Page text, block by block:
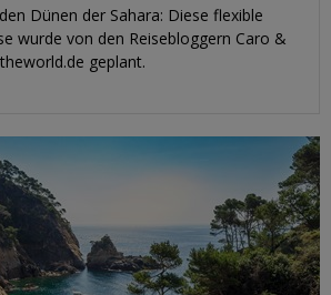
Dünen der Sahara: Diese flexible
wurde von den Reisebloggern Caro &
geplant.